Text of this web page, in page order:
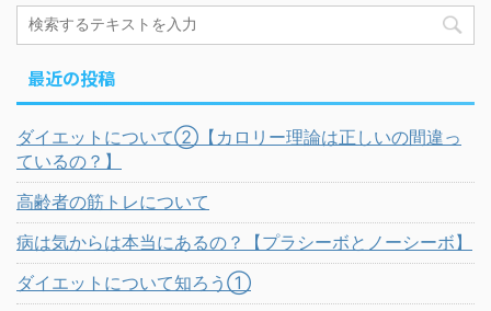
最近の投稿
ダイエットについて②【カロリー理論は正しいの間違っ
ているの？】
高齢者の筋トレについて
病は気からは本当にあるの？【プラシーボとノーシーボ】
ダイエットについて知ろう①